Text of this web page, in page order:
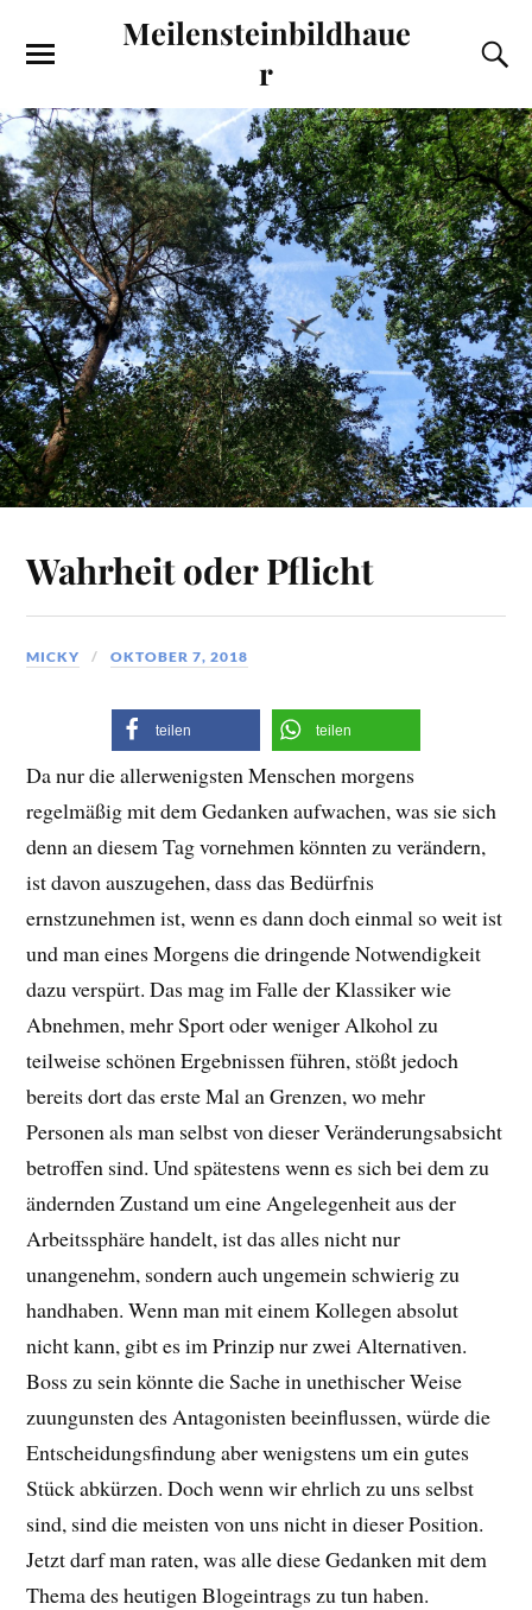
Meilensteinbildhaue
r
Wahrheit oder Pflicht
MICKY OKTOBER 7, 2018
teilen teilen
Da nur die allerwenigsten Menschen morgens
regelmäßig mit dem Gedanken aufwachen, was sie sich
denn an diesem Tag vornehmen könnten zu verändern,
ist davon auszugehen, dass das Bedürfnis
ernstzunehmen ist, wenn es dann doch einmal so weit ist
und man eines Morgens die dringende Notwendigkeit
dazu verspürt. Das mag im Falle der Klassiker wie
Abnehmen, mehr Sport oder weniger Alkohol zu
teilweise schönen Ergebnissen führen, stößt jedoch
bereits dort das erste Mal an Grenzen, wo mehr
Personen als man selbst von dieser Veränderungsabsicht
betroffen sind. Und spätestens wenn es sich bei dem zu
ändernden Zustand um eine Angelegenheit aus der
Arbeitssphäre handelt, ist das alles nicht nur
unangenehm, sondern auch ungemein schwierig zu
handhaben. Wenn man mit einem Kollegen absolut
nicht kann, gibt es im Prinzip nur zwei Alternativen.
Boss zu sein könnte die Sache in unethischer Weise
zuungunsten des Antagonisten beeinflussen, würde die
Entscheidungsfindung aber wenigstens um ein gutes
Stück abkürzen. Doch wenn wir ehrlich zu uns selbst
sind, sind die meisten von uns nicht in dieser Position.
Jetzt darf man raten, was alle diese Gedanken mit dem
Thema des heutigen Blogeintrags zu tun haben.